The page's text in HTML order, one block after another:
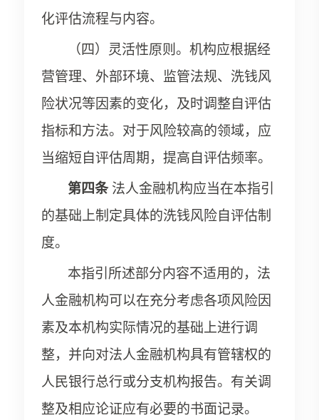
化评估流程与内容。
（四）灵活性原则。机构应根据经
营管理、外部环境、监管法规、洗钱风
险状况等因素的变化，及时调整自评估
指标和方法。对于风险较高的领域，应
当缩短自评估周期，提高自评估频率。
第四条 法人金融机构应当在本指引
的基础上制定具体的洗钱风险自评估制
度。
本指引所述部分内容不适用的，法
人金融机构可以在充分考虑各项风险因
素及本机构实际情况的基础上进行调
整，并向对法人金融机构具有管辖权的
人民银行总行或分支机构报告。有关调
整及相应论证应有必要的书面记录。